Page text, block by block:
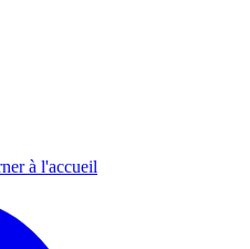
à l'accueil